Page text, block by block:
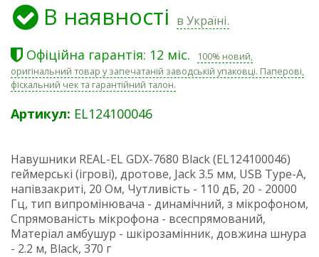
В наявності в Україні.
Офіційна гарантія: 12 міс.
100% новий,
оригінальний товар у запечатаній заводській упаковці. Паперові,
фіскальний чек та гарантійний талон.
Артикул: EL124100046
Навушники REAL-EL GDX-7680 Black (EL124100046)
геймерські (ігрові), дротове, Jack 3.5 мм, USB Type-A,
напівзакриті, 20 Ом, Чутливість - 110 дБ, 20 - 20000
Гц, тип випромінювача - динамічний, з мікрофоном,
Спрямованість мікрофона - всеспрямований,
Матеріал амбушур - шкірозамінник, довжина шнура
- 2.2 м, Black, 370 г